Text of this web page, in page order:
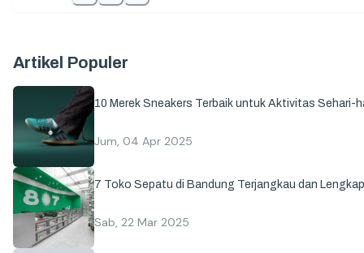
Artikel Populer
10 Merek Sneakers Terbaik untuk Aktivitas Sehari-
Jum, 04 Apr 2025
7 Toko Sepatu di Bandung Terjangkau dan Lengkap
Sab, 22 Mar 2025